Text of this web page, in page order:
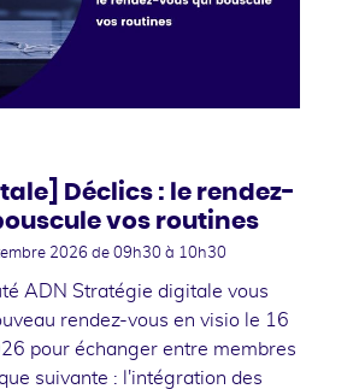
Déclics : le rendez-
vos routines
2026 de 09h30 à 10h30
ADN Stratégie digitale vous
rendez-vous en visio le 16
pour échanger entre membres
suivante : l'intégration des